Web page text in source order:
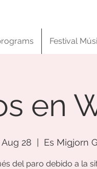
Festival
en
Aug 28 Es Migjorn
del paro debido a la